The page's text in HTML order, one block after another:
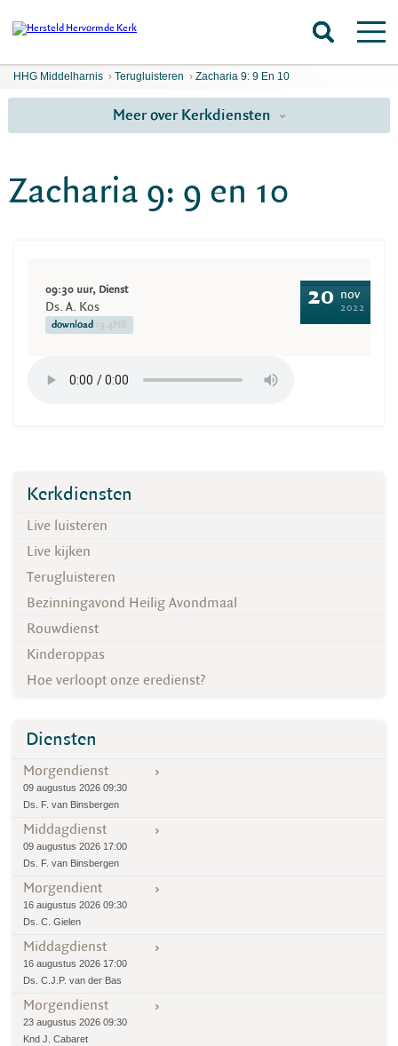
HHG Middelharnis › Terugluisteren › Zacharia 9: 9 En 10
Meer over Kerkdiensten
Zacharia 9: 9 en 10
09:30 uur, Dienst
Ds. A. Kos
download 13.4MB
20 nov
2022
Kerkdiensten
Live luisteren
Live kijken
Terugluisteren
Bezinningavond Heilig Avondmaal
Rouwdienst
Kinderoppas
Hoe verloopt onze eredienst?
Diensten
Morgendienst
09 augustus 2026 09:30
Ds. F. van Binsbergen
Middagdienst
09 augustus 2026 17:00
Ds. F. van Binsbergen
Morgendient
16 augustus 2026 09:30
Ds. C. Gielen
Middagdienst
16 augustus 2026 17:00
Ds. C.J.P. van der Bas
Morgendienst
23 augustus 2026 09:30
Knd J. Cabaret